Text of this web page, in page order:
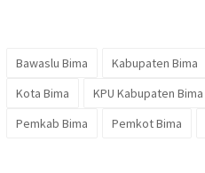
Bawaslu Bima Kabupaten Bima
Kota Bima
KPU Kabupaten Bima
Pemkab Bima
Pemkot Bima